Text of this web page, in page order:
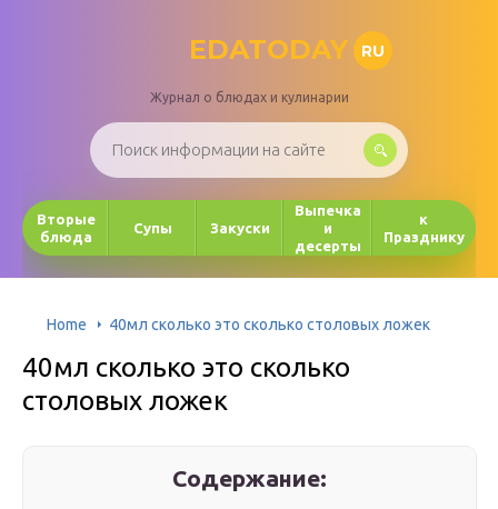
EDATODAY RU
Журнал о блюдах и кулинарии
Вторые
блюда
Супы Закуски
Выпечка
и
десерты
к
Празднику
Home 40мл сколько это сколько столовых ложек
40мл сколько это сколько
столовых ложек
Содержание: